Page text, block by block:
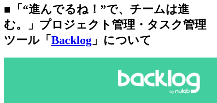
■「“進んでるね！”で、チームは進
む。」プロジェクト管理・タスク管理
ツール「 Backlog 」について